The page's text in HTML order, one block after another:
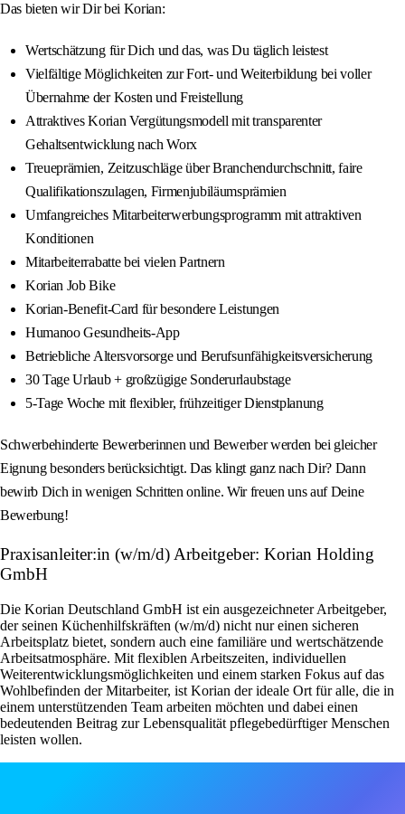
Das bieten wir Dir bei Korian:
Wertschätzung für Dich und das, was Du täglich leistest
Vielfältige Möglichkeiten zur Fort- und Weiterbildung bei voller
Übernahme der Kosten und Freistellung
Attraktives Korian Vergütungsmodell mit transparenter
Gehaltsentwicklung nach Worx
Treueprämien, Zeitzuschläge über Branchendurchschnitt, faire
Qualifikationszulagen, Firmenjubiläumsprämien
Umfangreiches Mitarbeiterwerbungsprogramm mit attraktiven
Konditionen
Mitarbeiterrabatte bei vielen Partnern
Korian Job Bike
Korian-Benefit-Card für besondere Leistungen
Humanoo Gesundheits-App
Betriebliche Altersvorsorge und Berufsunfähigkeitsversicherung
30 Tage Urlaub + großzügige Sonderurlaubstage
5-Tage Woche mit flexibler, frühzeitiger Dienstplanung
Schwerbehinderte Bewerberinnen und Bewerber werden bei gleicher
Eignung besonders berücksichtigt. Das klingt ganz nach Dir? Dann
bewirb Dich in wenigen Schritten online. Wir freuen uns auf Deine
Bewerbung!
Praxisanleiter:in (w/m/d) Arbeitgeber: Korian Holding
GmbH
Die Korian Deutschland GmbH ist ein ausgezeichneter Arbeitgeber,
der seinen Küchenhilfskräften (w/m/d) nicht nur einen sicheren
Arbeitsplatz bietet, sondern auch eine familiäre und wertschätzende
Arbeitsatmosphäre. Mit flexiblen Arbeitszeiten, individuellen
Weiterentwicklungsmöglichkeiten und einem starken Fokus auf das
Wohlbefinden der Mitarbeiter, ist Korian der ideale Ort für alle, die in
einem unterstützenden Team arbeiten möchten und dabei einen
bedeutenden Beitrag zur Lebensqualität pflegebedürftiger Menschen
leisten wollen.